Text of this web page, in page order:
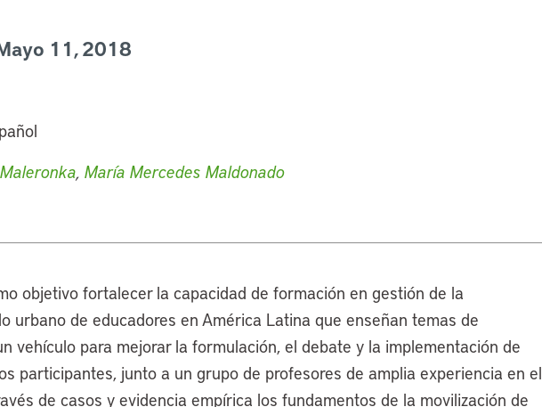
11, 2018
, María Mercedes Maldonado
objetivo fortalecer la capacidad de formación en gestión de la
urbano de educadores en América Latina que enseñan temas de
vehículo para mejorar la formulación, el debate y la implementación de
participantes, junto a un grupo de profesores de amplia experiencia en el
de casos y evidencia empírica los fundamentos de la movilización de